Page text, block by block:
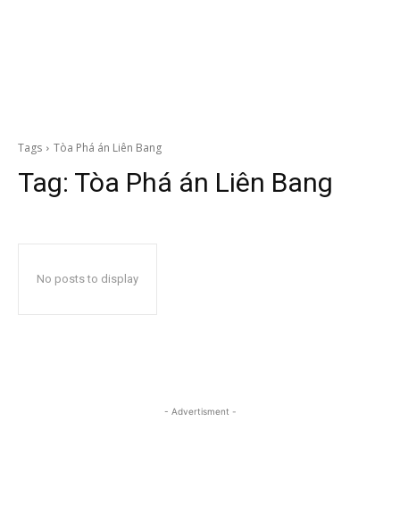
Tags Tòa Phá án Liên Bang
Tag: Tòa Phá án Liên Bang
No posts to display
- Advertisment -